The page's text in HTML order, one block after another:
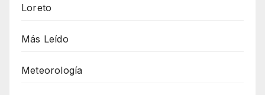
Loreto
Más Leído
Meteorología